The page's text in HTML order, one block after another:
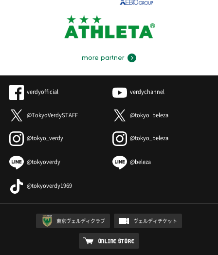
more partner
verdyofficial verdychannel
@TokyoVerdySTAFF @tokyo_beleza
@tokyo_verdy @tokyo_beleza
@tokyoverdy @beleza
@tokyoverdy1969
東京ヴェルディクラブ ヴェルディチケット
ONLINE STORE